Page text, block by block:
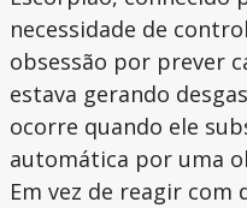
necessidade de
obsessão por prever
estava gerando
ocorre quando ele
automática por uma
Em vez de reagir com